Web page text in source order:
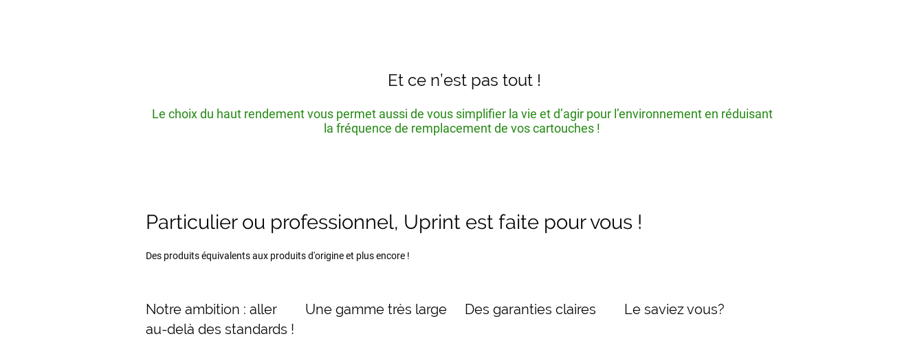
Et ce n’est pas tout !
Le choix du haut rendement vous permet aussi de vous simplifier la vie et d’agir pour l’environnement en réduisant
la fréquence de remplacement de vos cartouches !
Particulier ou professionnel, Uprint est faite pour vous !
Des produits équivalents aux produits d'origine et plus encore !
Notre ambition : aller
au-delà des standards !
Une gamme très large Des garanties claires Le saviez vous?